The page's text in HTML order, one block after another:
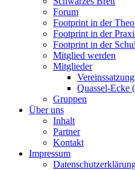
Forum
Footprint in der
Footprint in der
Footprint in der
Mitglied werden
Mitglieder
Vereinssatzung
Quassel-Ecke
Gruppen
Über uns
Inhalt
Partner
Kontakt
Impressum